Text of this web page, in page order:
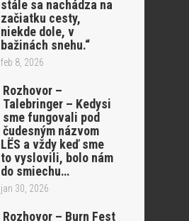
stále sa nachádza na
začiatku cesty,
niekde dole, v
bažinách snehu.“
feb 8, 2026
Rozhovor –
Talebringer – Kedysi
sme fungovali pod
čudesným názvom
LËS a vždy keď sme
to vyslovili, bolo nám
do smiechu…
jan 30, 2026
Rozhovor – Burn Fest